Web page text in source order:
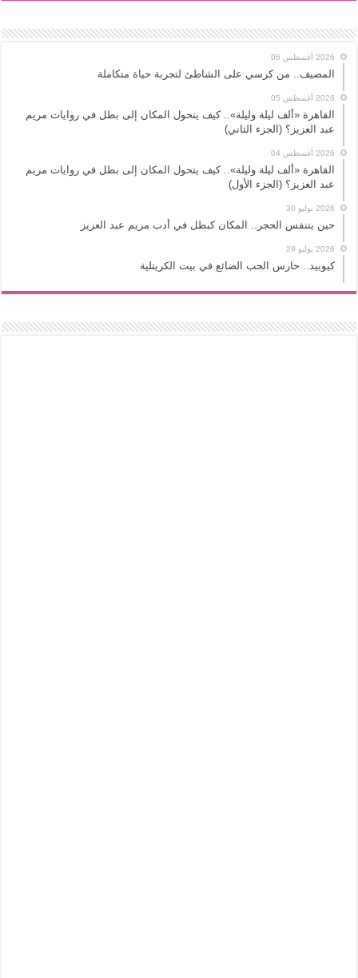
2026 أغسطس 06
المصيف.. من كرسي على الشاطئ لتجربة حياة متكاملة
2026 أغسطس 05
القاهرة «ألف ليلة وليلة».. كيف يتحول المكان إلى بطل في روايات مريم
عبد العزيز؟ (الجزء الثاني)
2026 أغسطس 04
القاهرة «ألف ليلة وليلة».. كيف يتحول المكان إلى بطل في روايات مريم
عبد العزيز؟ (الجزء الأول)
2026 يوليو 30
حين يتنفس الحجر.. المكان كبطل في أدب مريم عبد العزيز
2026 يوليو 29
كيوبيد.. حارس الحب الضائع في بيت الكريتلية